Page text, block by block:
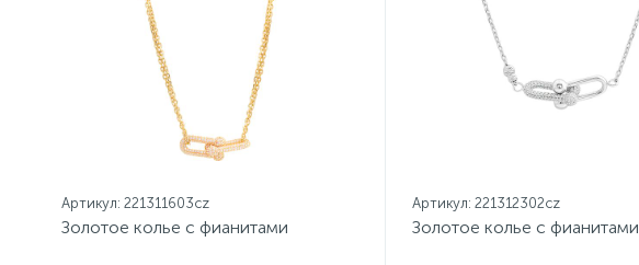
Артикул: 221311603cz
Золотое колье с фианитами
Артикул: 221312302cz
Золотое колье с фианитами